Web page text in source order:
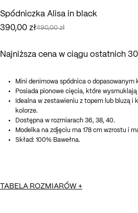
Spódniczka Alisa in black
490,00zł
Pierwotna
490,00 zł.
390,00 złAktualna
390,00 zł.
Najniższa cena w ciągu ostatnich
Mini denimowa spódnica o dopasowanym
Posiada pionowe cięcia, które
Idealna w zestawieniu z topem lub bluzą i
kolorze.
Dostępna w rozmiarach 36, 38, 40.
Modelka na zdjęciu ma 178 cm wzrostu i
Skład: 100% Bawełna.
TABELA ROZMIARÓW +